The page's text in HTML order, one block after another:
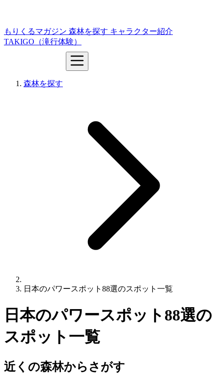
もりくるマガジン 森林を探す キャラクター紹介
TAKIGO（滝行体験）
森林を探す
日本のパワースポット88選のスポット一覧
日本のパワースポット88選の
スポット一覧
近くの森林からさがす